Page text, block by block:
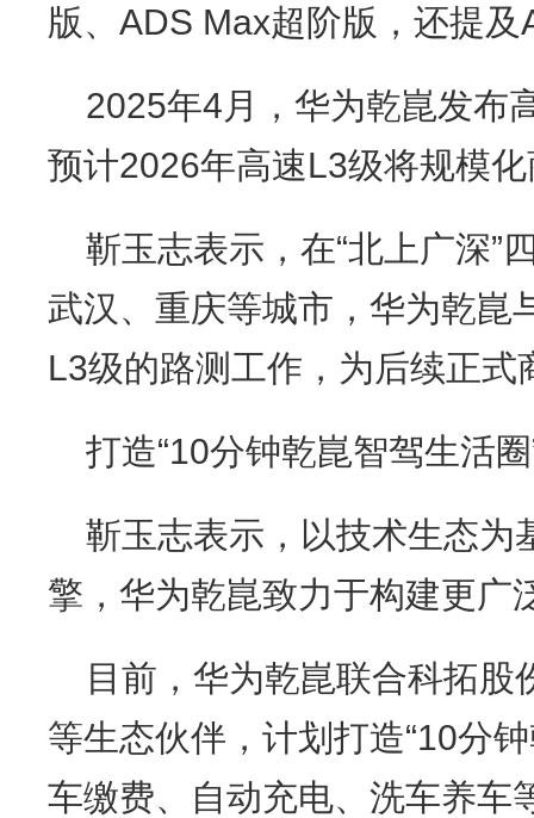
版、ADS Max超阶版，还提
2025年4月，华为乾崑发布
预计2026年高速L3级将规模
靳玉志表示，在“北上广深”
武汉、重庆等城市，华为乾崑
L3级的路测工作，为后续正
打造“10分钟乾崑智驾生活圈
靳玉志表示，以技术生态为
擎，华为乾崑致力于构建更广
目前，华为乾崑联合科拓股
等生态伙伴，计划打造“10分
车缴费、自动充电、洗车养车